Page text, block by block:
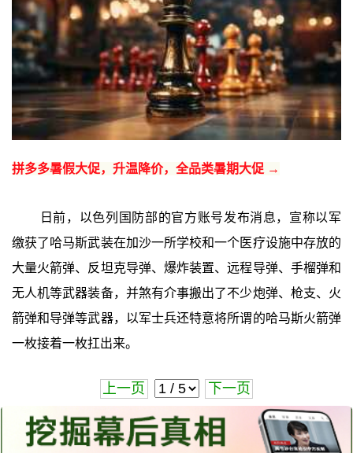
拼多多暑假大促，升温降价，全品类暑期大促 →
日前，以色列国防部的官方账号发布消息，宣称以军
缴获了哈马斯武装在加沙一所学校和一个医疗设施中存放的
大量火箭弹、反坦克导弹、爆炸装置、远程导弹、手榴弹和
无人机等武器装备，并煞有介事搬出了不少炮弹、枪支、火
箭弹和导弹等武器，以军士兵还特意将所谓的哈马斯火箭弹
一枚接着一枚扛出来。
上一页 下一页